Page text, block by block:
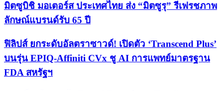
มิตซูบิชิ มอเตอร์ส ประเทศไทย ส่ง “มิตซูรุ” รีเฟรชภาพ
ลักษณ์แบรนด์รับ 65 ปี
ฟิลิปส์ ยกระดับอัลตราซาวด์! เปิดตัว ‘Transcend Plus’
บนรุ่น EPIQ-Affiniti CVx ชู AI การแพทย์มาตรฐาน
FDA สหรัฐฯ